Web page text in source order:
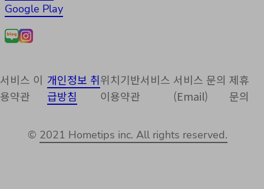
Google Play
서비스 이
용약관
개인정보 취
급방침
위치기반서비스
이용약관
서비스 문의
(Email)
제휴
문의
© 2021 Hometips inc. All rights reserved.